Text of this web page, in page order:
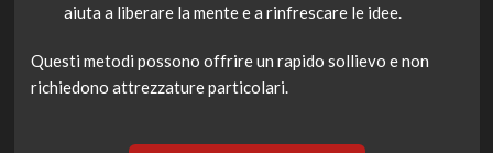
aiuta a liberare la mente e a rinfrescare le idee.
Questi metodi possono offrire un rapido sollievo e non
richiedono attrezzature particolari.